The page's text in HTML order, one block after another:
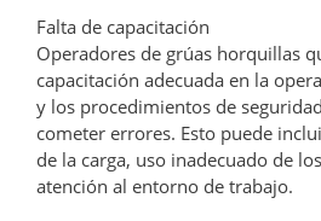
Falta de capacitación
Operadores de grúas horquillas
capacitación adecuada en la
y los procedimientos de
cometer errores. Esto puede
de la carga, uso inadecuado de
atención al entorno de trabajo.